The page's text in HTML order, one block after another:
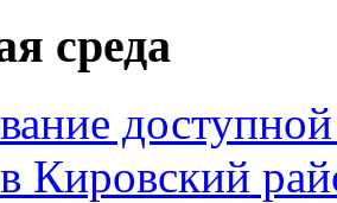
среда
доступной
Кировский